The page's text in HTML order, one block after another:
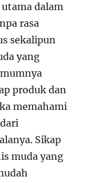
dalam
rasa
sekalipun
yang
produk dan
memahami
Sikap
muda yang